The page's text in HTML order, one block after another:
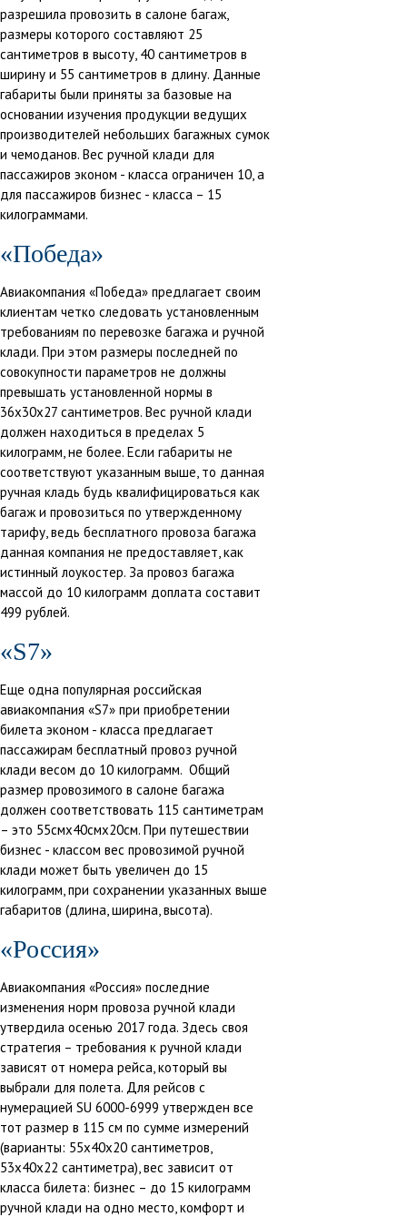
разрешила провозить в салоне багаж,
размеры которого составляют 25
сантиметров в высоту, 40 сантиметров в
ширину и 55 сантиметров в длину. Данные
габариты были приняты за базовые на
основании изучения продукции ведущих
производителей небольших багажных сумок
и чемоданов. Вес ручной клади для
пассажиров эконом - класса ограничен 10, а
для пассажиров бизнес - класса – 15
килограммами.
«Победа»
Авиакомпания «Победа» предлагает своим
клиентам четко следовать установленным
требованиям по перевозке багажа и ручной
клади. При этом размеры последней по
совокупности параметров не должны
превышать установленной нормы в
36x30x27 сантиметров. Вес ручной клади
должен находиться в пределах 5
килограмм, не более. Если габариты не
соответствуют указанным выше, то данная
ручная кладь будь квалифицироваться как
багаж и провозиться по утвержденному
тарифу, ведь бесплатного провоза багажа
данная компания не предоставляет, как
истинный лоукостер. За провоз багажа
массой до 10 килограмм доплата составит
499 рублей.
«S7»
Еще одна популярная российская
авиакомпания «S7» при приобретении
билета эконом - класса предлагает
пассажирам бесплатный провоз ручной
клади весом до 10 килограмм. Общий
размер провозимого в салоне багажа
должен соответствовать 115 сантиметрам
– это 55смx40смx20см. При путешествии
бизнес - классом вес провозимой ручной
клади может быть увеличен до 15
килограмм, при сохранении указанных выше
габаритов (длина, ширина, высота).
«Россия»
Авиакомпания «Россия» последние
изменения норм провоза ручной клади
утвердила осенью 2017 года. Здесь своя
стратегия – требования к ручной клади
зависят от номера рейса, который вы
выбрали для полета. Для рейсов с
нумерацией SU 6000-6999 утвержден все
тот размер в 115 см по сумме измерений
(варианты: 55x40x20 сантиметров,
53x40x22 сантиметра), вес зависит от
класса билета: бизнес – до 15 килограмм
ручной клади на одно место, комфорт и